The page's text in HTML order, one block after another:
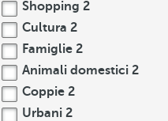
Shopping 2
Cultura 2
Famiglie 2
Animali domestici 2
Coppie 2
Urbani 2